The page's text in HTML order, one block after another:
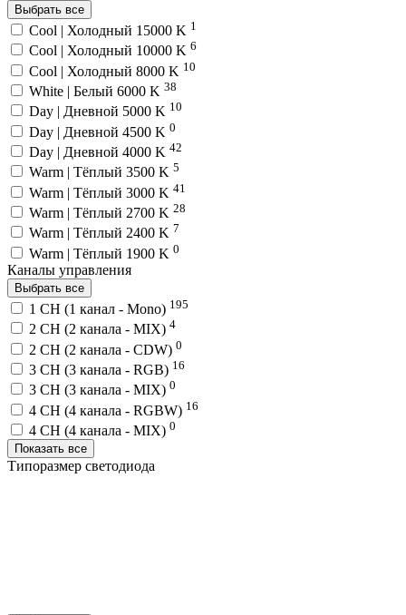
Выбрать все
Cool | Холодный 15000 K 1
Cool | Холодный 10000 K 6
Cool | Холодный 8000 K 10
White | Белый 6000 K 38
Day | Дневной 5000 K 10
Day | Дневной 4500 K 0
Day | Дневной 4000 K 42
Warm | Тёплый 3500 K 5
Warm | Тёплый 3000 K 41
Warm | Тёплый 2700 K 28
Warm | Тёплый 2400 K 7
Warm | Тёплый 1900 K 0
Каналы управления
Выбрать все
1 CH (1 канал - Mono) 195
2 CH (2 канала - MIX) 4
2 CH (2 канала - CDW) 0
3 CH (3 канала - RGB) 16
3 CH (3 канала - MIX) 0
4 CH (4 канала - RGBW) 16
4 CH (4 канала - MIX) 0
Показать все
Типоразмер светодиода